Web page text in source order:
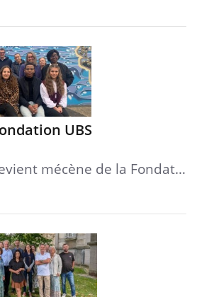
UBS
mécène de la Fondat…